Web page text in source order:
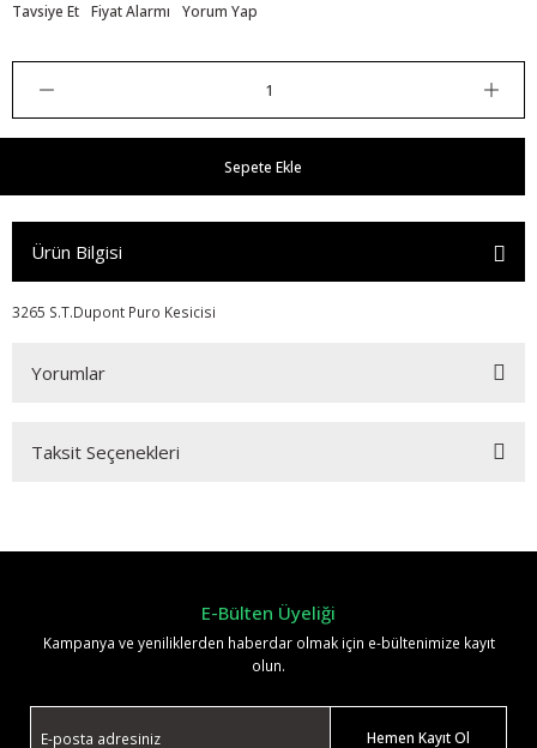
Tavsiye Et Fiyat Alarmı Yorum Yap
Sepete Ekle
Ürün Bilgisi
3265 S.T.Dupont Puro Kesicisi
Yorumlar
Taksit Seçenekleri
E-Bülten Üyeliği
Kampanya ve yeniliklerden haberdar olmak için e-bültenimize kayıt
olun.
Hemen Kayıt Ol